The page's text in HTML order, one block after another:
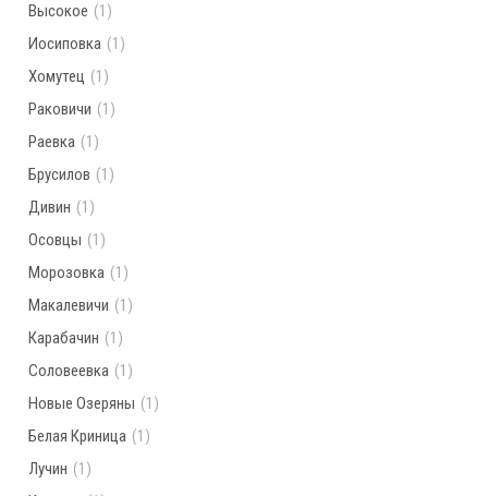
Высокое (1)
Иосиповка (1)
Хомутец (1)
Раковичи (1)
Раевка (1)
Брусилов (1)
Дивин (1)
Осовцы (1)
Морозовка (1)
Макалевичи (1)
Карабачин (1)
Соловеевка (1)
Новые Озеряны (1)
Белая Криница (1)
Лучин (1)